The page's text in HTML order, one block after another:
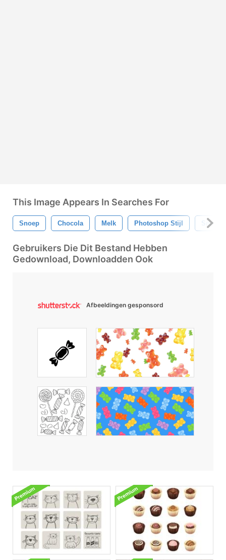
This Image Appears In Searches For
Snoep Chocola Melk Photoshop Stijl Snack
Gebruikers Die Dit Bestand Hebben
Gedownload, Downloadden Ook
Afbeeldingen gesponsord